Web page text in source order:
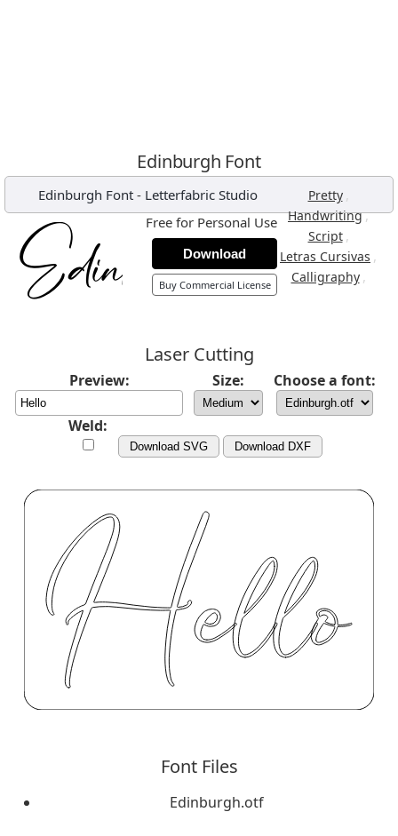
Edinburgh Font
Edinburgh Font - Letterfabric Studio Pretty ,
Handwriting,
Script ,
Letras Cursivas ,
Calligraphy ,
Free for Personal Use
Download
Buy Commercial License
Laser Cutting
Preview: Size: Choose a font:
Weld:
Download SVG Download DXF
Font Files
Edinburgh.otf